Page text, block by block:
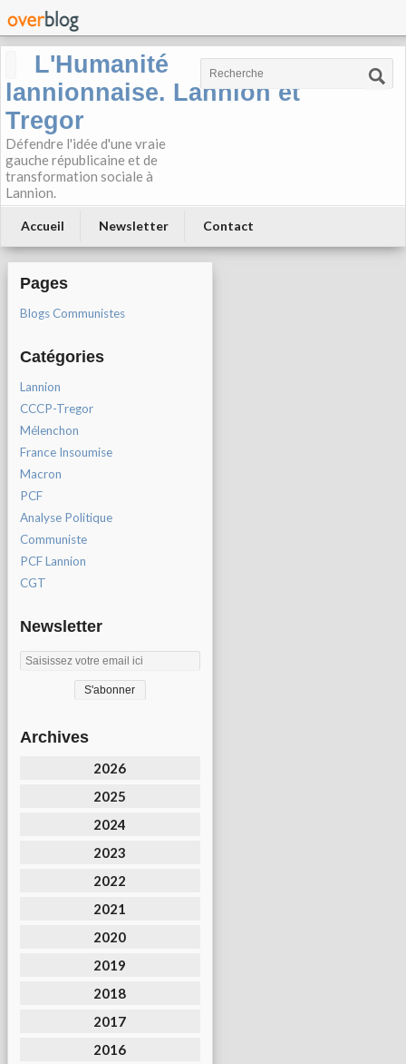
L'Humanité
lannionnaise. Lannion et
Tregor
Défendre l'idée d'une vraie
gauche républicaine et de
transformation sociale à
Lannion.
Accueil Newsletter Contact
Pages
Blogs Communistes
Catégories
Lannion
CCCP-Tregor
Mélenchon
France Insoumise
Macron
PCF
Analyse Politique
Communiste
PCF Lannion
CGT
Newsletter
Archives
2026
2025
2024
2023
2022
2021
2020
2019
2018
2017
2016